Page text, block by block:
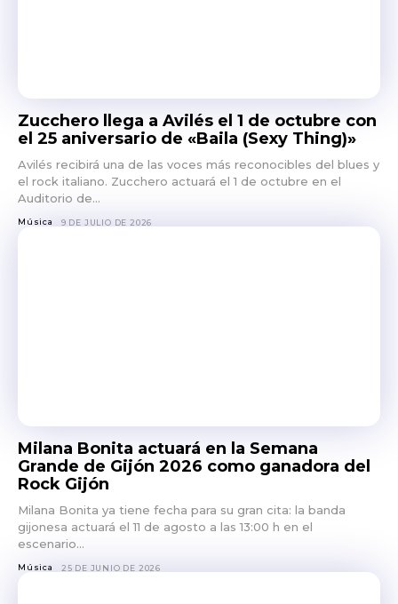
Zucchero llega a Avilés el 1 de octubre con
el 25 aniversario de «Baila (Sexy Thing)»
Avilés recibirá una de las voces más reconocibles del blues y
el rock italiano. Zucchero actuará el 1 de octubre en el
Auditorio de...
Música 9 DE JULIO DE 2026
Milana Bonita actuará en la Semana
Grande de Gijón 2026 como ganadora del
Rock Gijón
Milana Bonita ya tiene fecha para su gran cita: la banda
gijonesa actuará el 11 de agosto a las 13:00 h en el
escenario...
Música 25 DE JUNIO DE 2026